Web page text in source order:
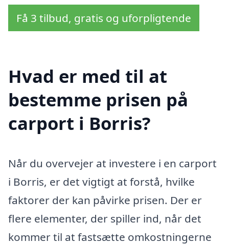
Få 3 tilbud, gratis og uforpligtende
Hvad er med til at
bestemme prisen på
carport i Borris?
Når du overvejer at investere i en carport
i Borris, er det vigtigt at forstå, hvilke
faktorer der kan påvirke prisen. Der er
flere elementer, der spiller ind, når det
kommer til at fastsætte omkostningerne